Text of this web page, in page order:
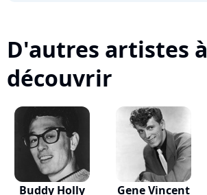
D'autres artistes à
découvrir
Buddy Holly Gene Vincent